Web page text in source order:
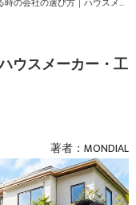
の選び方｜ハウスメーカー・工務店の選び方ガイド
ウスメーカー・工
著者：MONDIAL